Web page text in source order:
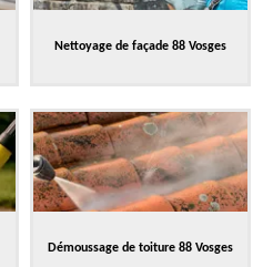
Nettoyage de façade 88 Vosges
Démoussage de toiture 88 Vosges